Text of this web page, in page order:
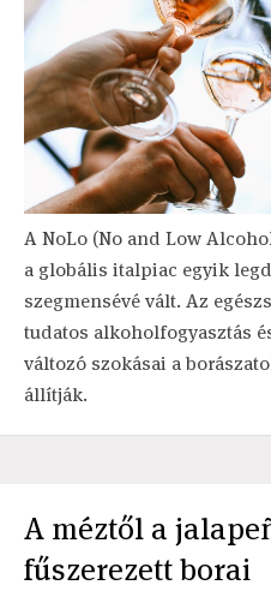
A NoLo (No and Low
a globális italpiac egyik
szegmensévé vált. Az
tudatos alkoholfogyasztás
változó szokásai a
állítják.
A méztől a
fűszerezett borai